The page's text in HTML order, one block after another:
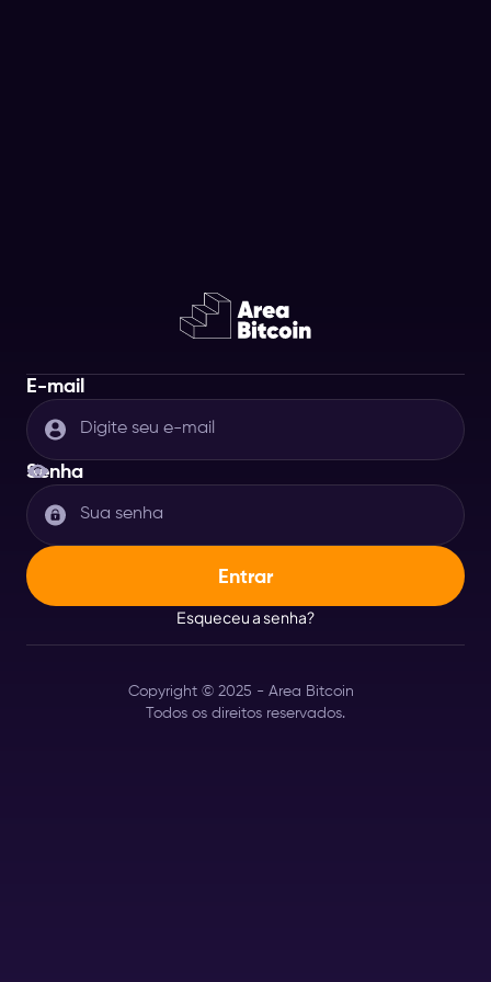
E-mail
Senha
Esqueceu a senha?
Copyright © 2025 - Area Bitcoin
Todos os direitos reservados.